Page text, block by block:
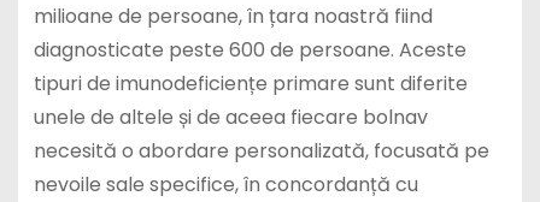
milioane de persoane, în țara noastră fiind
diagnosticate peste 600 de persoane. Aceste
tipuri de imunodeficiențe primare sunt diferite
unele de altele și de aceea fiecare bolnav
necesită o abordare personalizată, focusată pe
nevoile sale specifice, în concordanță cu